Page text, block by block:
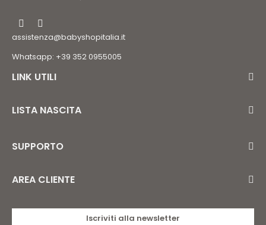
assistenza@babyshopitalia.it
Whatsapp: +39 352 0955005
LINK UTILI
LISTA NASCITA
SUPPORTO
AREA CLIENTE
Iscriviti alla newsletter